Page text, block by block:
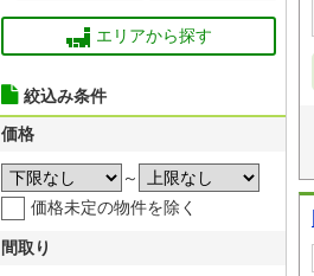
エリアから探す
絞込み条件
価格
～
価格未定の物件を除く
間取り